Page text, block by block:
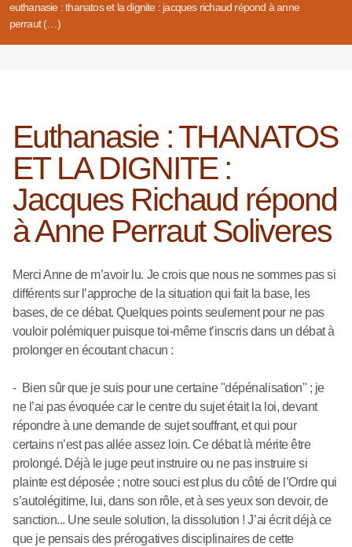
euthanasie : thanatos et la dignite : jacques richaud répond à anne
perraut (…)
Euthanasie : THANATOS
ET LA DIGNITE :
Jacques Richaud répond
à Anne Perraut Soliveres
Merci Anne de m’avoir lu. Je crois que nous ne sommes pas si
différents sur l’approche de la situation qui fait la base, les
bases, de ce débat. Quelques points seulement pour ne pas
vouloir polémiquer puisque toi-même t’inscris dans un débat à
prolonger en écoutant chacun :
- Bien sûr que je suis pour une certaine "dépénalisation" ; je
ne l’ai pas évoquée car le centre du sujet était la loi, devant
répondre à une demande de sujet souffrant, et qui pour
certains n’est pas allée assez loin. Ce débat là mérite être
prolongé. Déjà le juge peut instruire ou ne pas instruire si
plainte est déposée ; notre souci est plus du côté de l’Ordre qui
s’autolégitime, lui, dans son rôle, et à ses yeux son devoir, de
sanction... Une seule solution, la dissolution ! J’ai écrit déjà ce
que je pensais des prérogatives disciplinaires de cette